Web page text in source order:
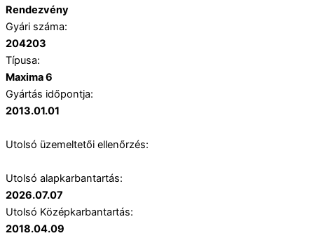
Rendezvény
Gyári száma:
204203
Típusa:
Maxima 6
Gyártás időpontja:
2013.01.01
Utolsó üzemeltetői ellenőrzés:
Utolsó alapkarbantartás:
2026.07.07
Utolsó Középkarbantartás:
2018.04.09